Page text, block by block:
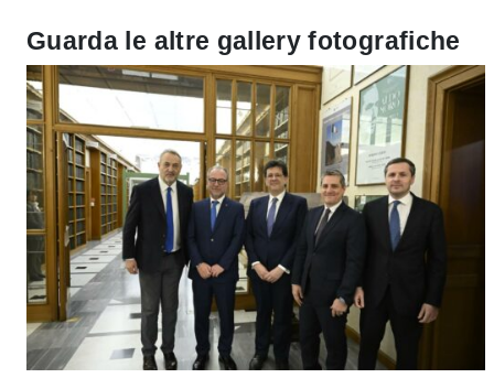
Guarda le altre gallery fotografiche